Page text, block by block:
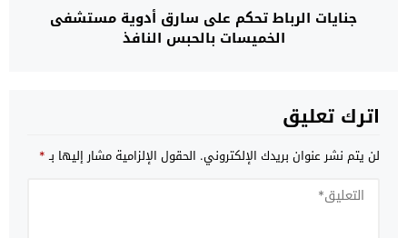
جنايات الرباط تحكم على سارق أدوية مستشفى
الخميسات بالحبس النافذ
اترك تعليق
لن يتم نشر عنوان بريدك الإلكتروني. الحقول الإلزامية مشار إليها بـ*